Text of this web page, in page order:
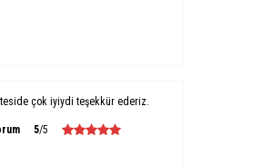
çok iyiydi teşekkür ederiz.
5/5